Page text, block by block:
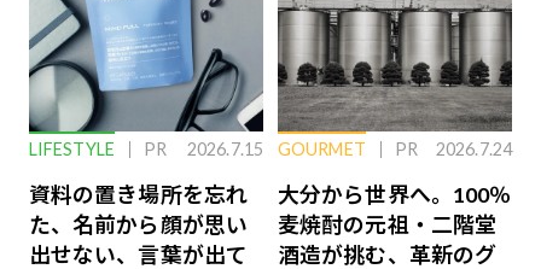
LIFESTYLE PR 2026.7.15
資料の置き場所を忘れ
た、名前から顔が思い
出せない、言葉が出て
GOURMET PR 2026.7.24
大分から世界へ。100％
麦焼酎の元祖・二階堂
酒造が挑む、革新のグ